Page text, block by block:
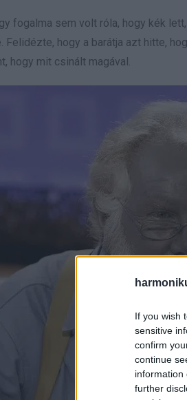
If you wish
sensitive
confirm
continue
information
further
fogalma sem volt róla, hogy kék
hogy a barátja azt hitte,
hogy mit csinált magával.